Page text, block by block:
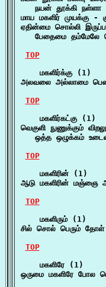
நயன் தூக்கி நள்ளா
மாய மகளிர் முயக்கு -
ஏதின்மை சொல்லி
பேதைமை தம்மேலே
TOP
    மகளிர்க்கு (1)
அலவலை அல்லாமை பெண்
TOP
    மகளிர்கட்கு (1)
வெகுளி நுணுக்கும்
ஒத்த ஒழுக்கம்
TOP
    மகளிரின் (1)
ஆடு மகளிரின்
TOP
    மகளிரும் (1)
சில் சொல் பெரும் தோள்
TOP
    மகளிரே (1)
ஒருமை மகளிரே போல